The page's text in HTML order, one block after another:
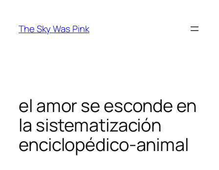
contenido
The Sky Was Pink
el amor se esconde en
la sistematización
enciclopédico-animal